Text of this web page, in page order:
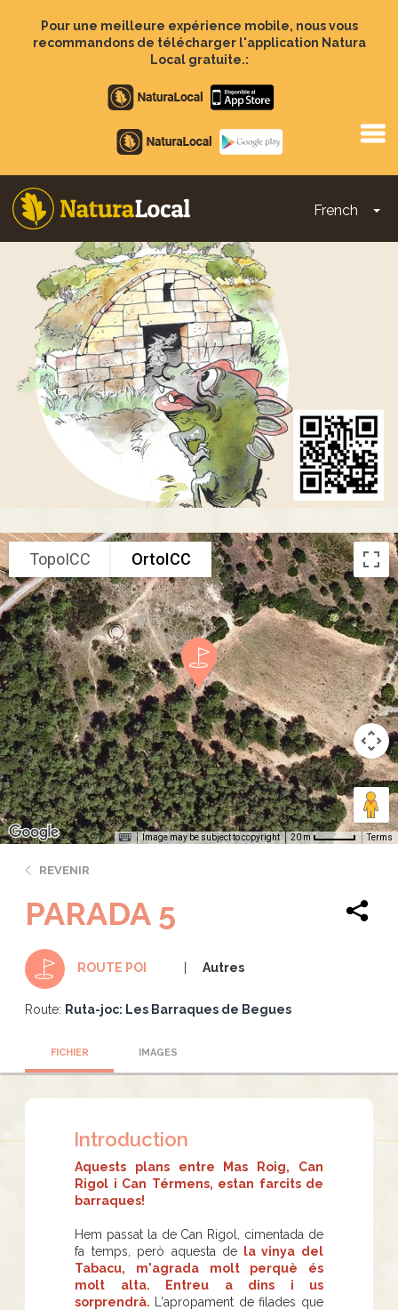
contenu
Pour une meilleure expérience mobile, nous vous
recommandons de télécharger l'application Natura
Local gratuite.:
Apple
store
Google
Play
French
Main
navigation
TopoICC OrtoICC
Image may be subject to copyright 20 m Terms
REVENIR
PARADA 5
ROUTE POI Autres
Route: Ruta-joc: Les Barraques de Begues
FICHIER IMAGES
Introduction
Aquests plans entre Mas Roig, Can
Rigol i Can Térmens, estan farcits de
barraques!
Hem passat la de Can Rigol, cimentada de
fa temps, però aquesta de la vinya del
Tabacu, m'agrada molt perquè és
molt alta. Entreu a dins i us
sorprendrà.
L'apropament de filades que